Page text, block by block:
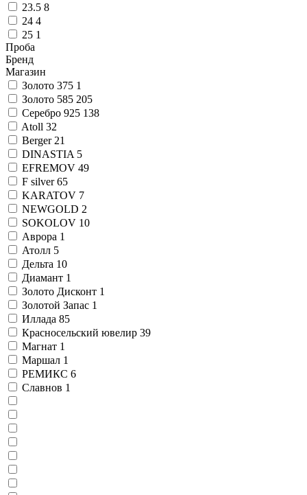
23.5 8
24 4
25 1
Проба
Бренд
Магазин
Золото 375 1
Золото 585 205
Серебро 925 138
Atoll 32
Berger 21
DINASTIA 5
EFREMOV 49
F silver65
KARATOV 7
NEWGOLD 2
SOKOLOV 10
Аврора 1
Атолл 5
Дельта 10
Диамант 1
Золото Дисконт 1
Золотой Запас 1
Иллада 85
Красносельский ювелир 39
Магнат 1
Маршал 1
РЕМИКС 6
Славнов 1